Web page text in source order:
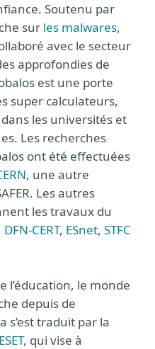
Soutenu par
sur les malwares,
avec le secteur
approfondies de
est une porte
super calculateurs,
les universités et
Les recherches
ont été effectuées
, une autre
Les autres
les travaux du
DFN-CERT, ESnet, STFC
l’éducation, le monde
depuis de
s’est traduit par la
, qui vise à